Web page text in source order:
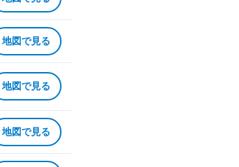
地図で見る
地図で見る
地図で見る